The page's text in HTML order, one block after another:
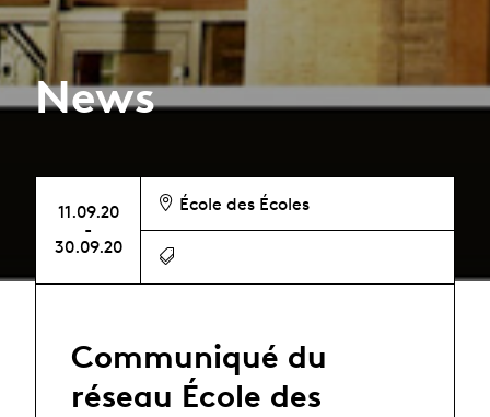
News
11.09.20
-
30.09.20
École des Écoles
Communiqué du
réseau École des